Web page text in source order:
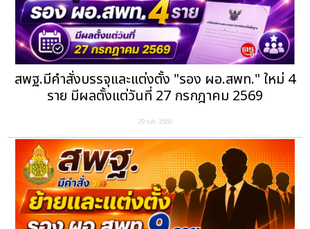
สพฐ.มีคำสั่งบรรจุและแต่งตั้ง "รอง ผอ.สพท." ใหม่ 4
ราย มีผลตั้งแต่วันที่ 27 กรกฎาคม 2569
29 ก.ค. 2569